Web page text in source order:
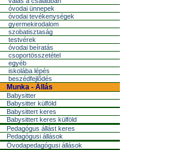
óvodai ünnepek
óvodai tevékenységek
gyermekirodalom
szobatisztaság
testvérek
óvodai beíratás
csoportösszetétel
egyéb
iskolába lépés
beszédfejlõdés
Munka - Állás
Babysitter
Babysitter külföld
Babysittert keres
Babysittert keres külföld
Pedagógus állást keres
Pedagógusi állások
Óvodapedagógusi állások